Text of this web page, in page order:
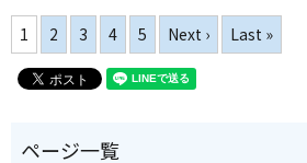
1 2 3 4 5 Next › Last »